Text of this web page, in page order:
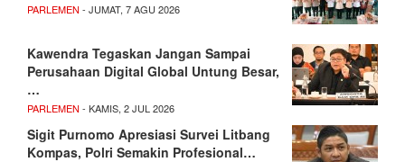
PARLEMEN - JUMAT, 7 AGU 2026
Kawendra Tegaskan Jangan Sampai
Perusahaan Digital Global Untung Besar,
…
PARLEMEN - KAMIS, 2 JUL 2026
Sigit Purnomo Apresiasi Survei Litbang
Kompas, Polri Semakin Profesional…